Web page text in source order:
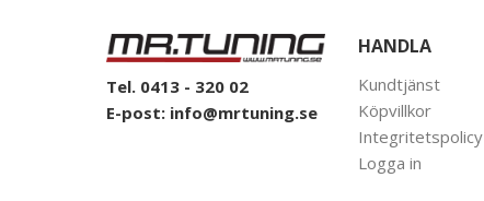
Tel. 0413 - 320 02
E-post: info@mrtuning.se
HANDLA
Kundtjänst
Köpvillkor
Integritetspolicy
Logga in